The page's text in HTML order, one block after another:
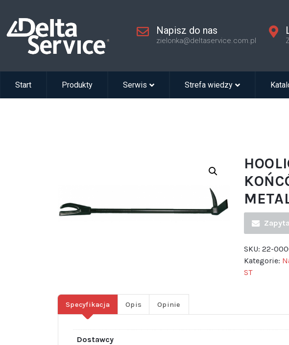
Napisz do nas
zielonka@deltaservice.com.pl
Start Produkty Serwis Strefa wiedzy
SKU: 22-
Kategorie:
ST
Specyfikacja Opis Opinie
Dostawcy